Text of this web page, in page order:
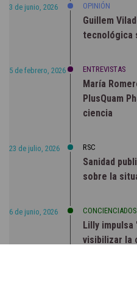
3 de junio, 2026 OPINIÓN
Guillem
tecnológica
5 de febrero, 2026 ENTREVISTAS
María
PlusQuam
ciencia
23 de julio, 2026 RSC
Sanidad
sobre la
6 de junio, 2026 CONCIENCIADOS
Lilly impulsa
visibilizar la